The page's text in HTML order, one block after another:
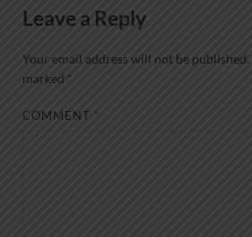
Leave a Reply
Your email address will not be published.
marked *
COMMENT *